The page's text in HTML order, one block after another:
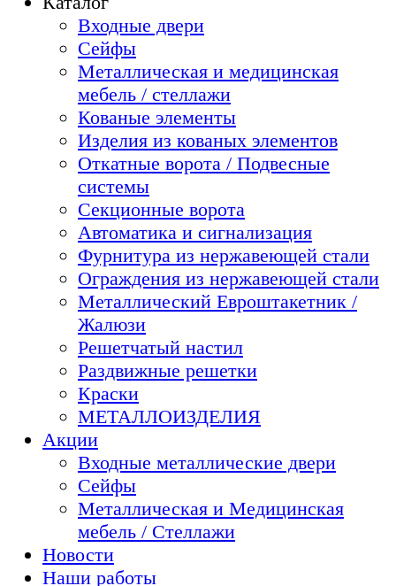
Входные двери
Сейфы
Металлическая и медицинская
мебель / стеллажи
Кованые элементы
Изделия из кованых элементов
Откатные ворота / Подвесные
системы
Секционные ворота
Автоматика и сигнализация
Фурнитура из нержавеющей стали
Ограждения из нержавеющей стали
Металлический Евроштакетник /
Жалюзи
Решетчатый настил
Раздвижные решетки
Краски
МЕТАЛЛОИЗДЕЛИЯ
Акции
Входные металлические двери
Сейфы
Металлическая и Медицинская
мебель / Стеллажи
Новости
Наши работы